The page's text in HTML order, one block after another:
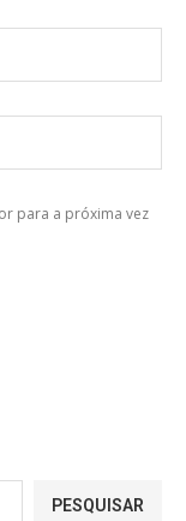
para a próxima vez
PESQUISAR